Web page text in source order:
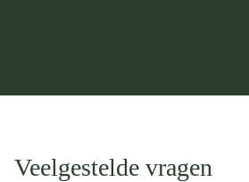
Veelgestelde vragen